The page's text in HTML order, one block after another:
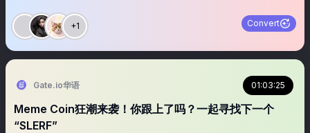
+1 Convert
Gate.io华语 01:03:25
Meme Coin狂潮来袭！你跟上了吗？一起寻找下一个
“SLERF”